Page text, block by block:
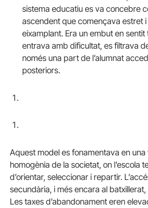
sistema educatiu es va concebre
ascendent que començava estret i
eixamplant. Era un embut en sentit
entrava amb dificultat, es filtrava
només una part de l’alumnat
posteriors.
Aquest model es fonamentava en una
homogènia de la societat, on l’escola
d’orientar, seleccionar i repartir.
secundària, i més encara al
Les taxes d’abandonament eren